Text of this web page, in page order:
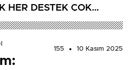
HER DESTEK ÇOK
155
10 Kasım 2025